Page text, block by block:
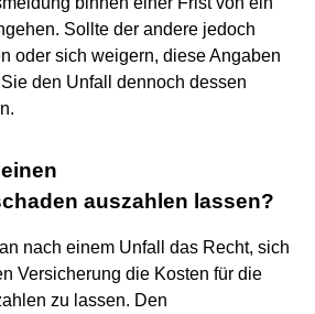
Sollte der andere jedoch
oder sich weigern, diese Angaben
den Unfall dennoch dessen
auszahlen lassen?
nach einem Unfall das Recht, sich
Versicherung die Kosten für die
zu lassen. Den